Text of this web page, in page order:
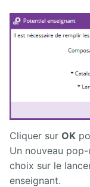
Cliquer sur OK
Un nouveau
choix sur le
enseignant.